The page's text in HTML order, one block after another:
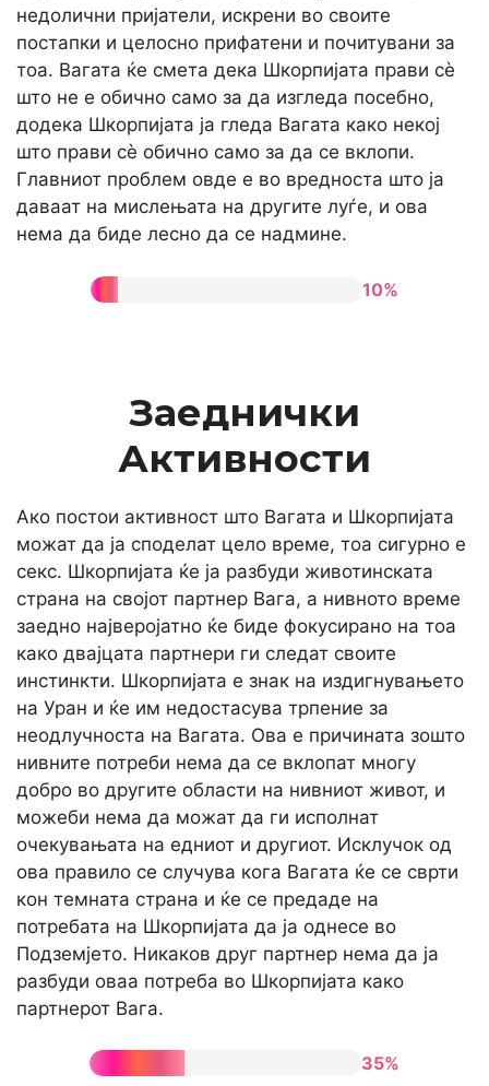
недолични пријатели, искрени во своите
постапки и целосно прифатени и почитувани за
тоа. Вагата ќе смета дека Шкорпијата прави сè
што не е обично само за да изгледа посебно,
додека Шкорпијата ја гледа Вагата како некој
што прави сè обично само за да се вклопи.
Главниот проблем овде е во вредноста што ја
даваат на мислењата на другите луѓе, и ова
нема да биде лесно да се надмине.
10%
Заеднички
Активности
Ако постои активност што Вагата и Шкорпијата
можат да ја споделат цело време, тоа сигурно е
секс. Шкорпијата ќе ја разбуди животинската
страна на својот партнер Вага, а нивното време
заедно најверојатно ќе биде фокусирано на тоа
како двајцата партнери ги следат своите
инстинкти. Шкорпијата е знак на издигнувањето
на Уран и ќе им недостасува трпение за
неодлучноста на Вагата. Ова е причината зошто
нивните потреби нема да се вклопат многу
добро во другите области на нивниот живот, и
можеби нема да можат да ги исполнат
очекувањата на едниот и другиот. Исклучок од
ова правило се случува кога Вагата ќе се сврти
кон темната страна и ќе се предаде на
потребата на Шкорпијата да ја однесе во
Подземјето. Никаков друг партнер нема да ја
разбуди оваа потреба во Шкорпијата како
партнерот Вага.
35%